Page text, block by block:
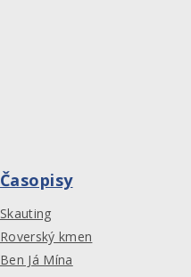
Časopisy
Skauting
Roverský kmen
Ben Já Mína